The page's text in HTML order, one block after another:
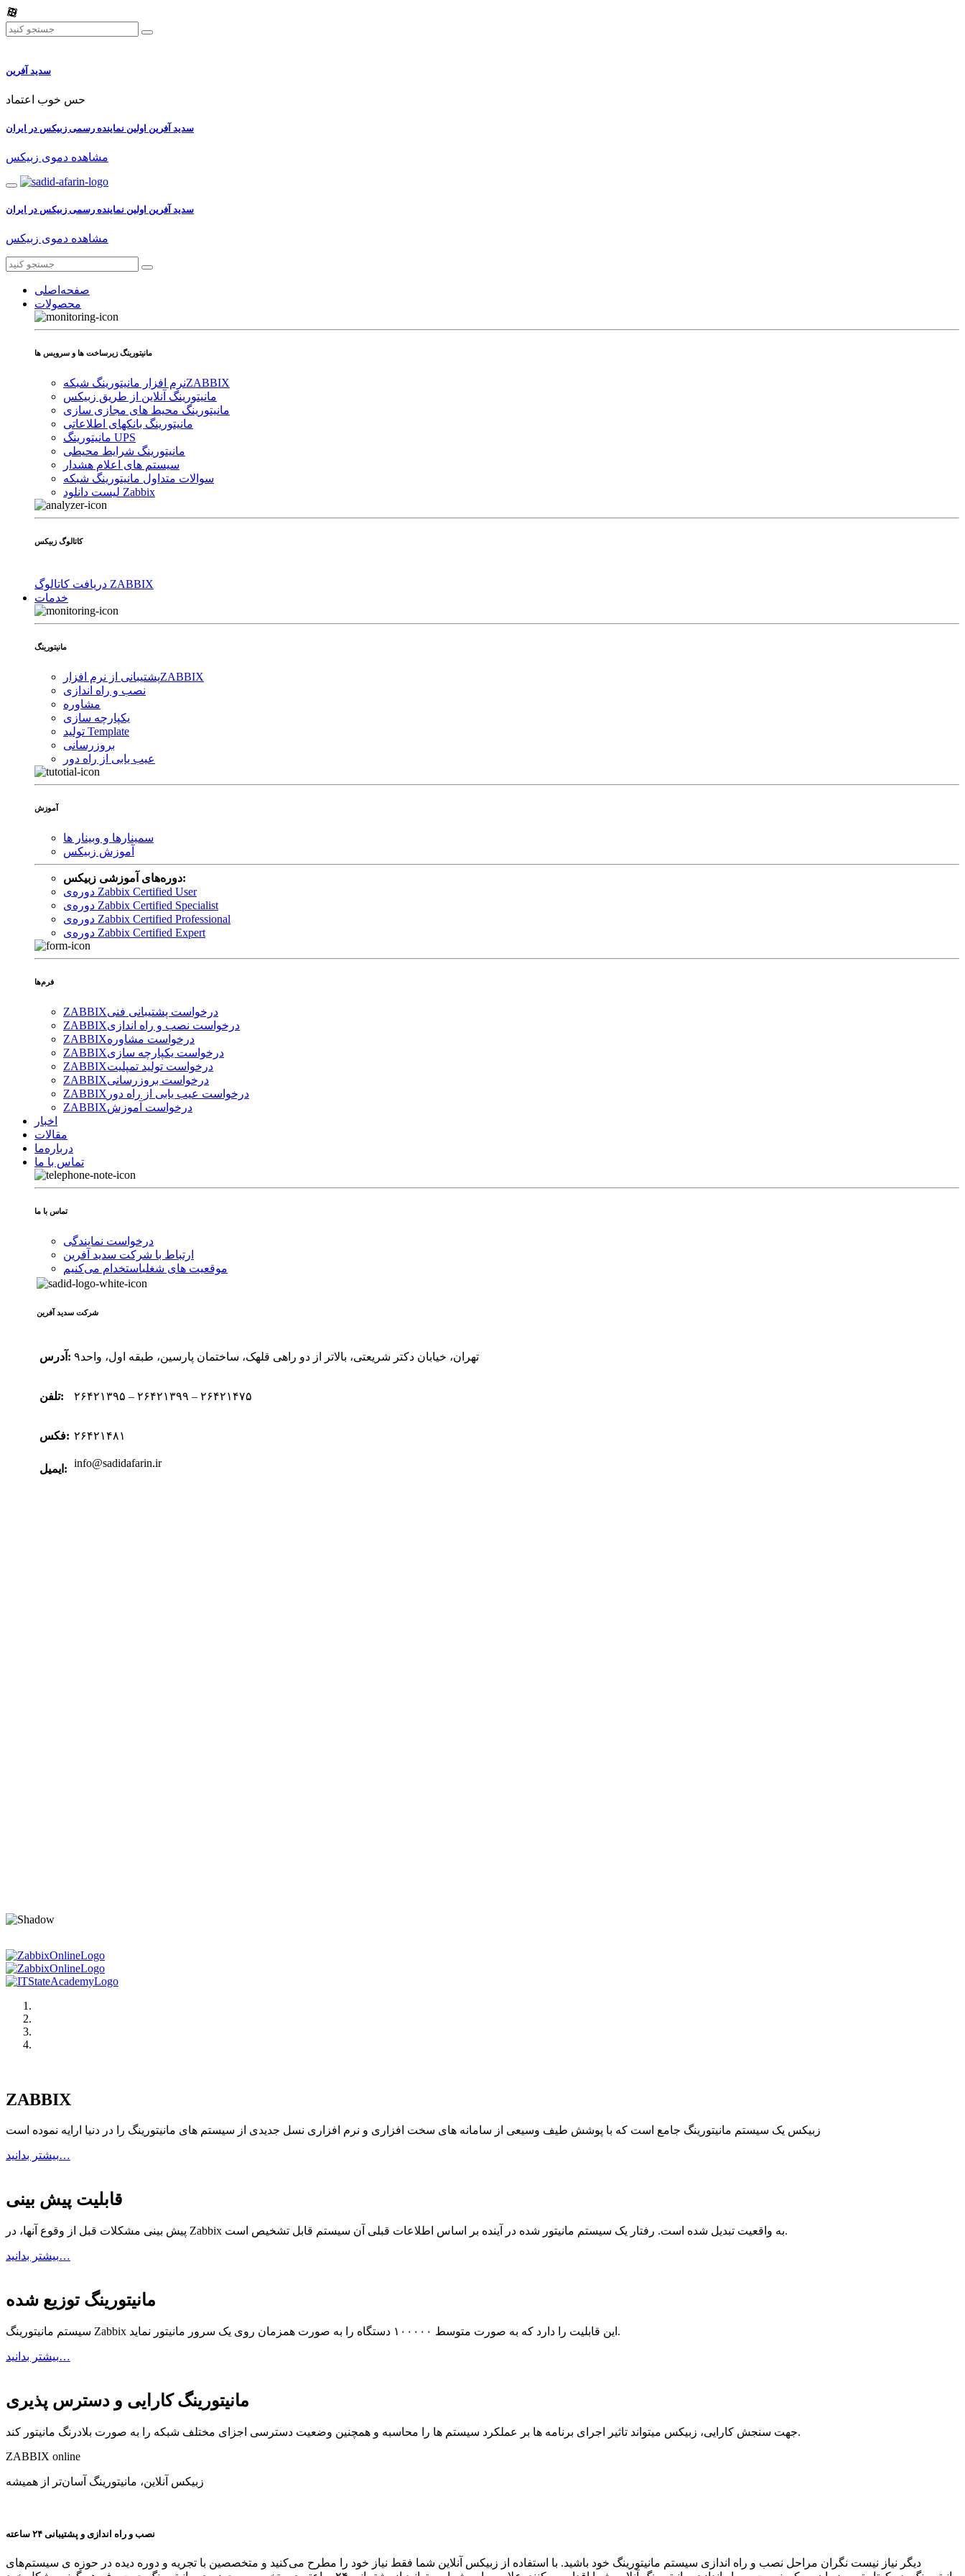
سدید آفرین
حس خوب اعتماد
سدید آفرین اولین نماینده رسمی زبیکس در ایران
مشاهده دموی زبیکس
سدید آفرین اولین نماینده رسمی زبیکس در ایران
مشاهده دموی زبیکس
صفحه‌اصلی
محصولات
مانیتورینگ زیرساخت ها و سرویس ها
نرم افزار مانیتورینگ شبکهZABBIX
مانیتورینگ آنلاین از طریق زبیکس
مانیتورینگ محیط های مجازی سازی
مانیتورینگ بانکهای اطلاعاتی
مانیتورینگ UPS
مانیتورینگ شرایط محیطی
سیستم های اعلام هشدار
سوالات متداول مانیتورینگ شبکه
لیست دانلود Zabbix
کاتالوگ زبیکس
دریافت کاتالوگ ZABBIX
خدمات
مانیتورینگ
پشتیبانی از نرم افزارZABBIX
نصب و راه اندازی
مشاوره
یکپارچه سازی
تولید Template
بروزرسانی
عیب یابی از راه دور
آموزش
سمینارها و وبینار ها
آموزش زبیکس
دوره‌های آموزشی زبیکس:
دوره‌ی Zabbix Certified User
دوره‌ی Zabbix Certified Specialist
دوره‌ی Zabbix Certified Professional
دوره‌ی Zabbix Certified Expert
فرم‌ها
ZABBIXدرخواست پشتیبانی فنی
ZABBIXدرخواست نصب و راه اندازی
ZABBIXدرخواست مشاوره
ZABBIXدرخواست یکپارچه سازی
ZABBIXدرخواست تولید تمپلیت
ZABBIXدرخواست بروزرسانی
ZABBIX درخواست عیب یابی از راه دور
ZABBIXدرخواست آموزش
اخبار
مقالات
درباره‌ما
تماس با ما
تماس با ما
درخواست نمایندگی
ارتباط با شرکت سدید آفرین
موقعیت های شغلیاستخدام ‌می‌کنیم
شرکت سدید‌ آفرین
آدرس: تهران، خیابان دکتر شریعتی، بالاتر از دو راهی قلهک، ساختمان پارسین، طبقه اول، واحد۹
تلفن: ۲۶۴۲۱۳۹۵ – ۲۶۴۲۱۳۹۹ – ۲۶۴۲۱۴۷۵
فکس: ۲۶۴۲۱۴۸۱
ایمیل: info@sadidafarin.ir
ZABBIX
زبیکس یک سیستم مانیتورینگ جامع است که با پوشش طیف وسیعی از سامانه های سخت افزاری و نرم افزاری نسل جدیدی از سیستم های مانیتورینگ را در دنیا ارایه نموده است
بیشتر بدانید…
قابلیت پیش بینی
پیش بینی مشکلات قبل از وقوع آنها، در Zabbix به واقعیت تبدیل شده است. رفتار یک سیستم مانیتور شده در آینده بر اساس اطلاعات قبلی آن سیستم قابل تشخیص است.
بیشتر بدانید…
مانیتورینگ توزیع شده
سیستم مانیتورینگ Zabbix این قابلیت را دارد که به صورت متوسط ۱۰۰۰۰۰ دستگاه را به صورت همزمان روی یک سرور مانیتور نماید.
بیشتر بدانید…
مانیتورینگ کارایی و دسترس پذیری
جهت سنجش کارایی، زبیکس میتواند تاثیر اجرای برنامه ها بر عملکرد سیستم ها را محاسبه و همچنین وضعیت دسترسی اجزای مختلف شبکه را به صورت بلادرنگ مانیتور کند.
ZABBIX online
زبیکس آنلاین، مانیتورینگ آسان‌تر از همیشه
نصب و راه اندازی و پشتیبانی ۲۴ ساعته
دیگر نیاز نیست نگران مراحل نصب و راه اندازی سیستم مانیتورینگ خود باشید. با استفاده از زبیکس آنلاین شما فقط نیاز خود را مطرح می‌کنید و متخصصین با تجریه و دوره دیده در حوزه ی سیستم‌های